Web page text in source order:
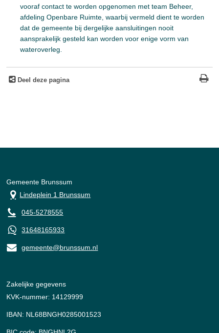
vooraf contact te worden opgenomen met team Beheer,
afdeling Openbare Ruimte, waarbij vermeld dient te worden
dat de gemeente bij dergelijke aansluitingen nooit
aansprakelijk gesteld kan worden voor enige vorm van
wateroverleg.
Deel deze pagina
Gemeente Brunssum
Lindeplein 1 Brunssum
045-5278555
31648165933
gemeente@brunssum.nl
Zakelijke gegevens
KVK-nummer: 14129999
IBAN: NL68BNGH0285001523